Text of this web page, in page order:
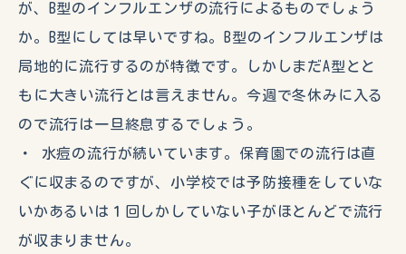
が、B型のインフルエンザの流行によるものでしょう
か。B型にしては早いですね。B型のインフルエンザは
局地的に流行するのが特徴です。しかしまだA型とと
もに大きい流行とは言えません。今週で冬休みに入る
ので流行は一旦終息するでしょう。
・ 水痘の流行が続いています。保育園での流行は直
ぐに収まるのですが、小学校では予防接種をしていな
いかあるいは１回しかしていない子がほとんどで流行
が収まりません。